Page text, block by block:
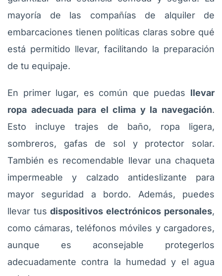
mayoría de las compañías de alquiler de
embarcaciones tienen políticas claras sobre qué
está permitido llevar, facilitando la preparación
de tu equipaje.
En primer lugar, es común que puedas llevar
ropa adecuada para el clima y la navegación.
Esto incluye trajes de baño, ropa ligera,
sombreros, gafas de sol y protector solar.
También es recomendable llevar una chaqueta
impermeable y calzado antideslizante para
mayor seguridad a bordo. Además, puedes
llevar tus dispositivos electrónicos personales,
como cámaras, teléfonos móviles y cargadores,
aunque es aconsejable protegerlos
adecuadamente contra la humedad y el agua